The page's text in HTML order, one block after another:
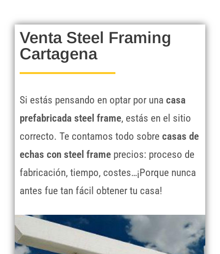
Venta Steel Framing
Cartagena
Si estás pensando en optar por una casa
prefabricada steel frame, estás en el sitio
correcto. Te contamos todo sobre casas de
echas con steel frame precios: proceso de
fabricación, tiempo, costes…¡Porque nunca
antes fue tan fácil obtener tu casa!